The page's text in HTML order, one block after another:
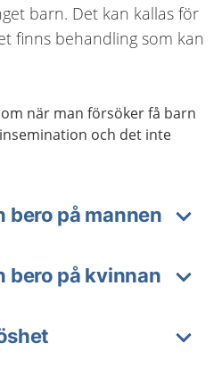
barn. Det kan kallas för
finns behandling som kan
när man försöker få barn
och det inte
bero på mannen
bero på kvinnan